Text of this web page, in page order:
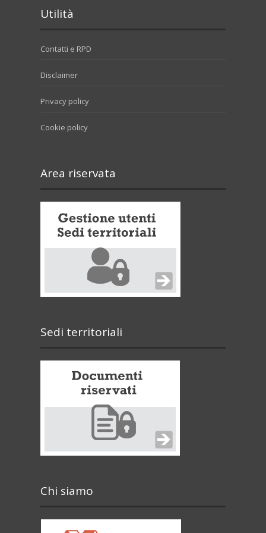
Utilità
Contatti e RPD
Disclaimer
Privacy policy
Cookie policy
Area riservata
Sedi territoriali
Chi siamo